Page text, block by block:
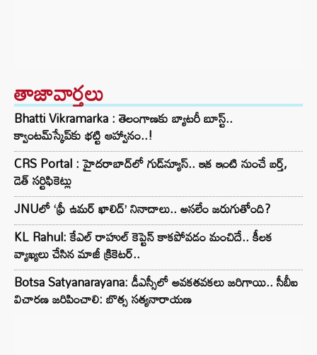
తాజావార్తలు
Bhatti Vikramarka : తెలంగాణకు బ్యాటరీ బూస్ట్..
క్వాంటమ్‌స్కేప్‌కు భట్టి ఆహ్వానం..!
CRS Portal : హైదరాబాద్‌లో గుడ్‌న్యూస్.. ఇక ఇంటి నుంచే బర్త్,
డెత్ సర్టిఫికెట్లు
JNUలో ‘ఫ్రీ ఉమర్ ఖాలిద్’ నినాదాలు.. అసలేం జరుగుతోంది?
KL Rahul: కేఎల్ రాహుల్ కెప్టెన్ కాకపోవడం మంచిదే.. కీలక
వ్యాఖ్యలు చేసిన మాజీ క్రికెటర్..
Botsa Satyanarayana: డీఎస్సీలో అవకతవకలు జరిగాయి.. సీబీఐ
విచారణ జరిపించాలి: బొత్స సత్యనారాయణ